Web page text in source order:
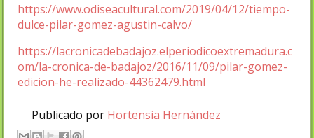
https://www.odiseacultural.com/2019/04/12/tiempo-
dulce-pilar-gomez-agustin-calvo/
https://lacronicadebadajoz.elperiodicoextremadura.c
om/la-cronica-de-badajoz/2016/11/09/pilar-gomez-
edicion-he-realizado-44362479.html
Publicado por Hortensia Hernández